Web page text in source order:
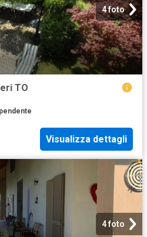
4 foto
TO
Visualizza dettagli
4 foto